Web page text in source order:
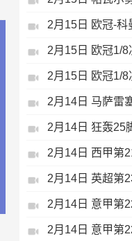
2月14日 狂轰25